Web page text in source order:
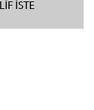
İSTE